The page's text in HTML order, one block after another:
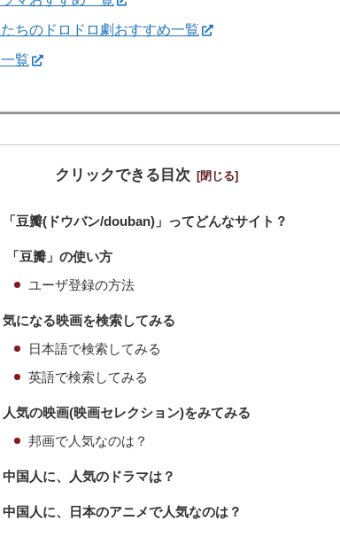
ちのドロドロ劇おすすめ一覧
覧
クリックできる目次
「豆瓣(ドウバン/douban)」ってどんなサイト？
「豆瓣」の使い方
ユーザ登録の方法
気になる映画を検索してみる
日本語で検索してみる
英語で検索してみる
人気の映画(映画セレクション)をみてみる
邦画で人気なのは？
中国人に、人気のドラマは？
中国人に、日本のアニメで人気なのは？